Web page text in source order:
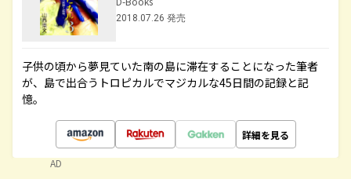
2018.07.26 発売
子供の頃から夢見ていた南の島に滞在することになった筆者
が、島で出合うトロピカルでマジカルな45日間の記録と記
憶。
詳細を見る
AD